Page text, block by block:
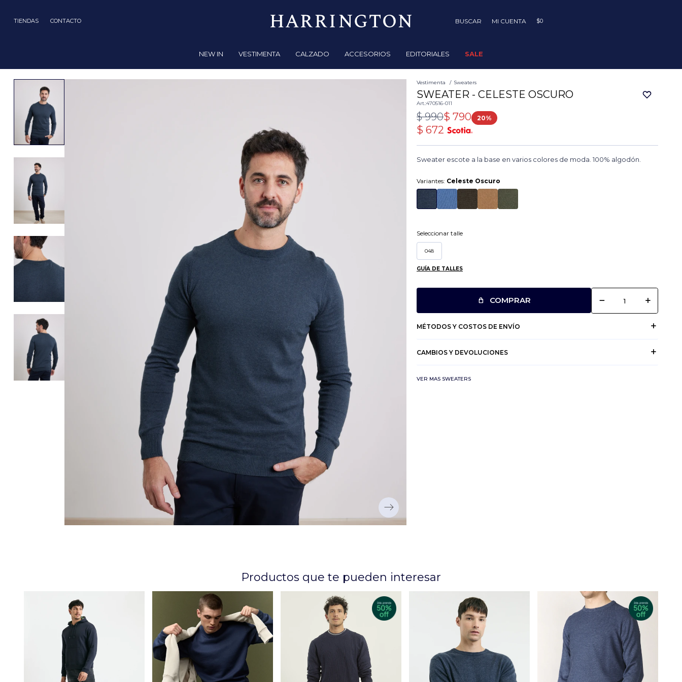
TIENDAS CONTACTO
NEW IN VESTIMENTA CALZADO ACCESORIOS EDITORIALES SALE
$0
Vestimenta Sweaters
SWEATER - CELESTE OSCURO
470516-011
$ 790
$ 990 20
$ 672
Sweater escote a la base en varios colores de moda. 100% algodón.
Variantes: Celeste Oscuro
Seleccionar talle
048
GUÍA DE TALLES
COMPRAR remove add
MÉTODOS Y COSTOS DE ENVÍO
CAMBIOS Y DEVOLUCIONES
VER MAS SWEATERS
Productos que te pueden interesar